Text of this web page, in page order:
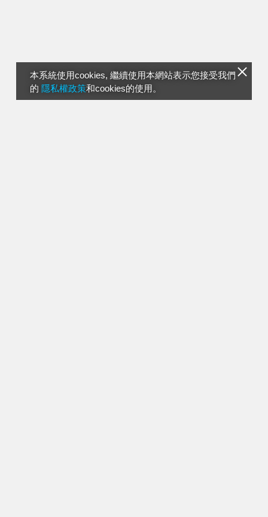
本系統使用cookies, 繼續使用本網站表示您接受我們
的 隱私權政策和cookies的使用。